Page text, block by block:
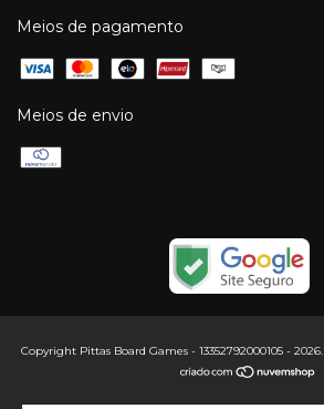
Meios de pagamento
Meios de envio
Copyright Pittas Board Games - 13352792000105 -